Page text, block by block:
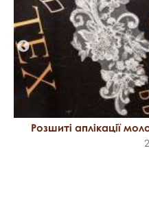
Розшиті аплікації